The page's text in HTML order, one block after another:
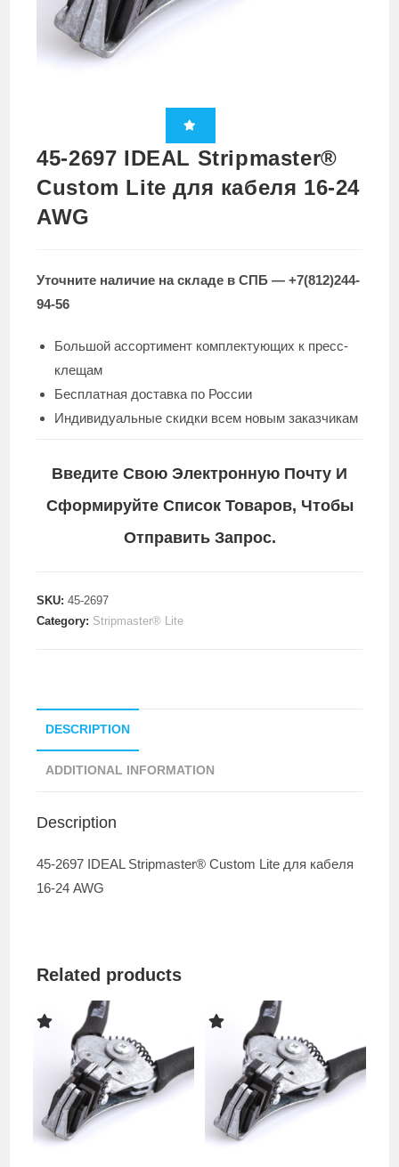
45-2697 IDEAL Stripmaster®
Custom Lite для кабеля 16-24
AWG
Уточните наличие на складе в СПБ — +7(812)244-
94-56
Большой ассортимент комплектующих к пресс-
клещам
Бесплатная доставка по России
Индивидуальные скидки всем новым заказчикам
Введите Свою Электронную Почту И
Сформируйте Список Товаров, Чтобы
Отправить Запрос.
SKU:45-2697
Category: Stripmaster® Lite
DESCRIPTION
ADDITIONAL INFORMATION
Description
45-2697 IDEAL Stripmaster® Custom Lite для кабеля
16-24 AWG
Related products